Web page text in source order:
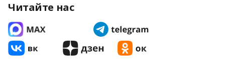
Читайте нас